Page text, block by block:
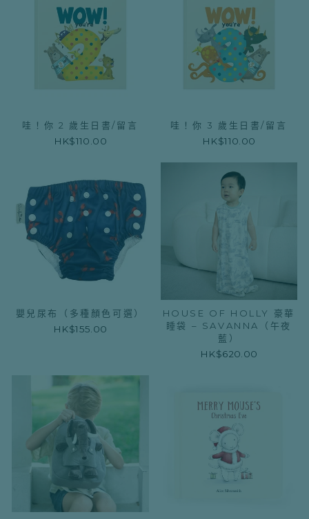
哇！你 2 歲生日書/留言
HK$110.00
哇！你 3 歲生日書/留言
HK$110.00
嬰兒尿布（多種顏色可選）
HK$155.00
HOUSE OF HOLLY 豪華
睡袋 – SAVANNA（午夜
藍）
HK$620.00